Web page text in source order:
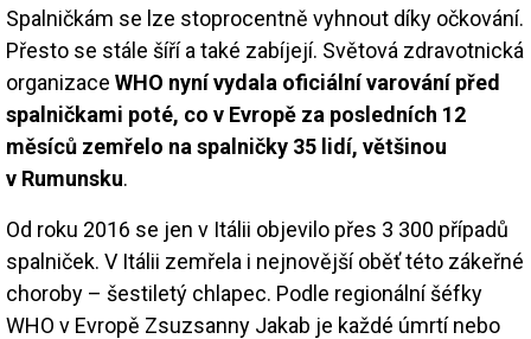
Spalničkám se lze stoprocentně vyhnout díky očkování.
Přesto se stále šíří a také zabíjejí. Světová zdravotnická
organizace WHO nyní vydala oficiální varování před
spalničkami poté, co v Evropě za posledních 12
měsíců zemřelo na spalničky 35 lidí, většinou
v Rumunsku.
Od roku 2016 se jen v Itálii objevilo přes 3 300 případů
spalniček. V Itálii zemřela i nejnovější oběť této zákeřné
choroby – šestiletý chlapec. Podle regionální šéfky
WHO v Evropě Zsuzsanny Jakab je každé úmrtí nebo